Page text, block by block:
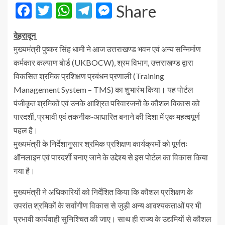
Facebook
Twitter
WhatsApp
Telegram
Messenger
Share
देहरादून
मुख्यमंत्री पुष्कर सिंह धामी ने आज उत्तराखण्ड भवन एवं अन्य सन्निर्माण
कर्मकार कल्याण बोर्ड (UKBOCW), श्रम विभाग, उत्तराखण्ड द्वारा
विकसित श्रमिक प्रशिक्षण प्रबंधन प्रणाली (Training
Management System – TMS) का शुभारंभ किया। यह पोर्टल
पंजीकृत श्रमिकों एवं उनके आश्रित परिवारजनों के कौशल विकास को
पारदर्शी, प्रभावी एवं तकनीक-आधारित बनाने की दिशा में एक महत्वपूर्ण
पहल है।
मुख्यमंत्री के निर्देशानुसार श्रमिक प्रशिक्षण कार्यक्रमों को पूर्णतः
ऑनलाइन एवं पारदर्शी बनाए जाने के उद्देश्य से इस पोर्टल का विकास किया
गया है।
मुख्यमंत्री ने अधिकारियों को निर्देशित किया कि कौशल प्रशिक्षण के
उपरांत श्रमिकों के सर्वांगीण विकास से जुड़ी अन्य आवश्यकताओं पर भी
प्रभावी कार्यवाही सुनिश्चित की जाए। साथ ही राज्य के उद्यमियों से कौशल